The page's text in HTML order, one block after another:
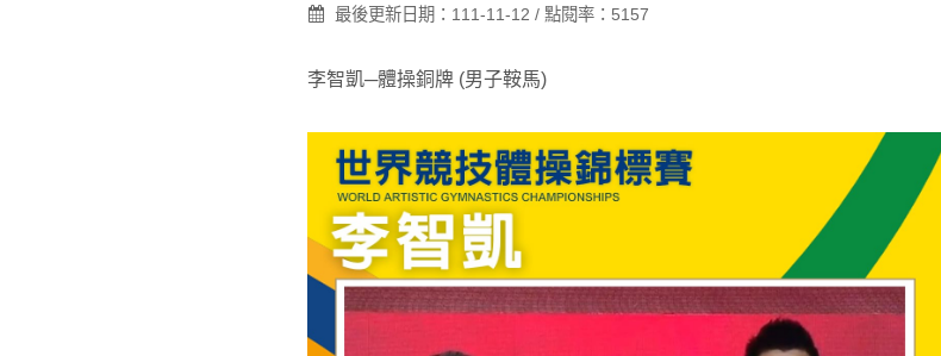
最後更新日期：111-11-12 / 點閱率：5157
李智凱─體操銅牌 (男子鞍馬)